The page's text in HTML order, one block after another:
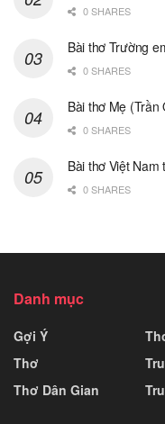
0 SHARES
Bài thơ Trường
0 SHARES
Bài thơ Mẹ
0 SHARES
Bài thơ Việt
0 SHARES
Danh mục
Gợi Ý
Thơ
Thơ Dân Gian